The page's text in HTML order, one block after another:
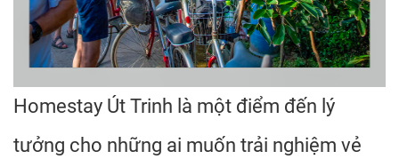
Homestay Út Trinh là một điểm đến lý
tưởng cho những ai muốn trải nghiệm vẻ